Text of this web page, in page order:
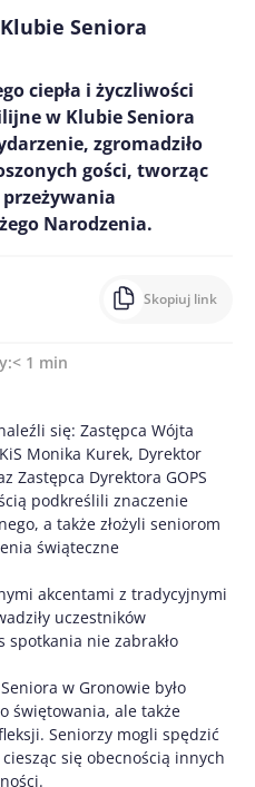
Seniora
ciepła i życzliwości
w Klubie Seniora
zgromadziło
gości, tworząc
Narodzenia.
Skopiuj link
< 1 min
się: Zastępca Wójta
Monika Kurek, Dyrektor
Zastępca Dyrektora GOPS
podkreślili znaczenie
a także złożyli seniorom
świąteczne
akcentami z tradycyjnymi
uczestników
spotkania nie zabrakło
w Gronowie było
świętowania, ale także
Seniorzy mogli spędzić
się obecnością innych